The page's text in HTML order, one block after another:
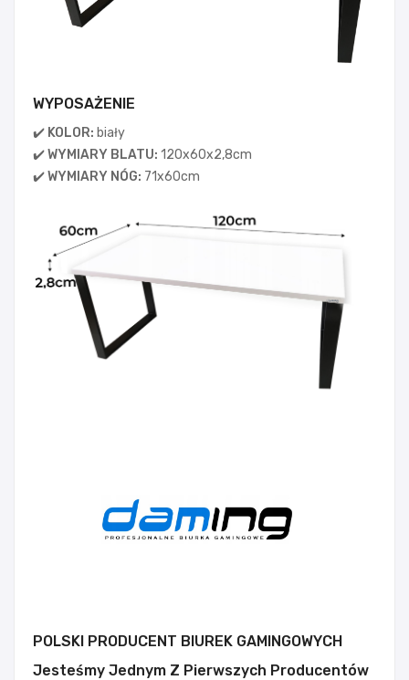
WYPOSAŻENIE
✔️ KOLOR: biały
✔️ WYMIARY BLATU: 120x60x2,8cm
✔️ WYMIARY NÓG: 71x60cm
POLSKI PRODUCENT BIUREK GAMINGOWYCH
Jesteśmy Jednym Z Pierwszych Producentów